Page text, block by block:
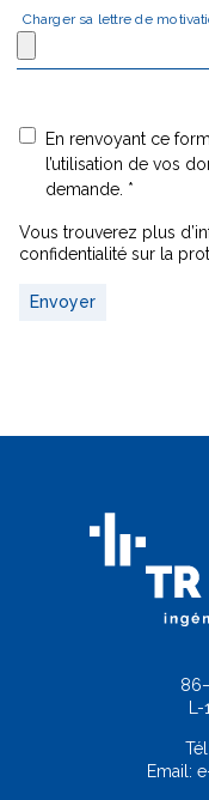
Charger sa lettre de
En renvoyant ce
l’utilisation de vos
demande. *
Vous trouverez plus
confidentialité sur la
Envoyer
Email: